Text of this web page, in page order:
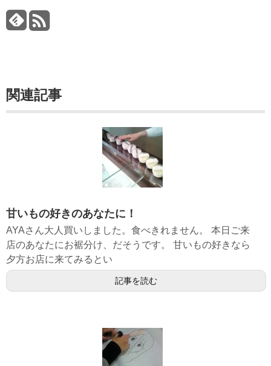
関連記事
甘いもの好きのあなたに！
AYAさん大人買いしました。食べきれません。 本日ご来
店のあなたにお裾分け、だそうです。 甘いもの好きなら
夕方お店に来てみるとい
記事を読む